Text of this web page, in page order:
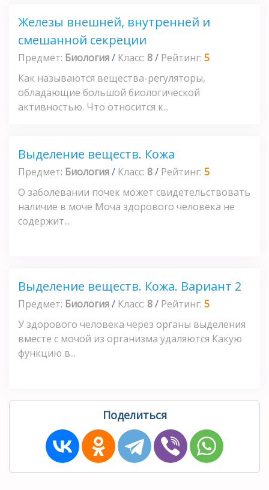
Железы внешней, внутренней и
смешанной секреции
Предмет: Биология/ Класс: 8/ Рейтинг: 5
Как называются вещества-регуляторы,
обладающие большой биологической
активностью. Что относится к...
Выделение веществ. Кожа
Предмет: Биология/ Класс: 8/ Рейтинг: 5
О заболевании почек может свидетельствовать
наличие в моче Моча здорового человека не
содержит...
Выделение веществ. Кожа. Вариант 2
Предмет: Биология/ Класс: 8/ Рейтинг: 5
У здорового человека через органы выделения
вместе с мочой из организма удаляются Какую
функцию в...
Поделиться